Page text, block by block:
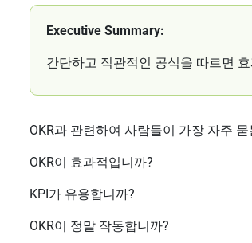
Executive Summary:
간단하고 직관적인 공식을 따르면
OKR과 관련하여 사람들이 가장 자주
OKR이 효과적입니까?
KPI가 유용합니까?
OKR이 정말 작동합니까?